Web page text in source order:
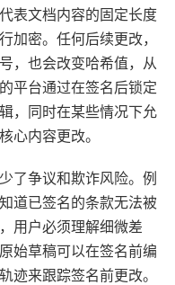
表文档内容的固定长度
密。任何后续更改，
，也会改变哈希值，从
平台通过在签名后锁定
，同时在某些情况下允
心内容更改。
了争议和欺诈风险。例
道已签名的条款无法被
用户必须理解细微差
始草稿可以在签名前编
迹来跟踪签名前更改。